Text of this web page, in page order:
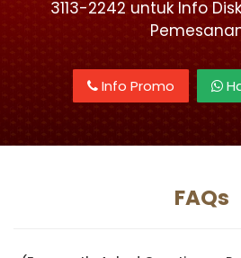
3113-2242 untuk Info
Info Promo
FAQs